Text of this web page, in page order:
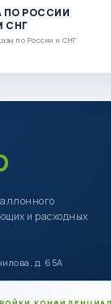
ПО РОССИИ
СНГ
по России и СНГ
и расходных
д. 65А